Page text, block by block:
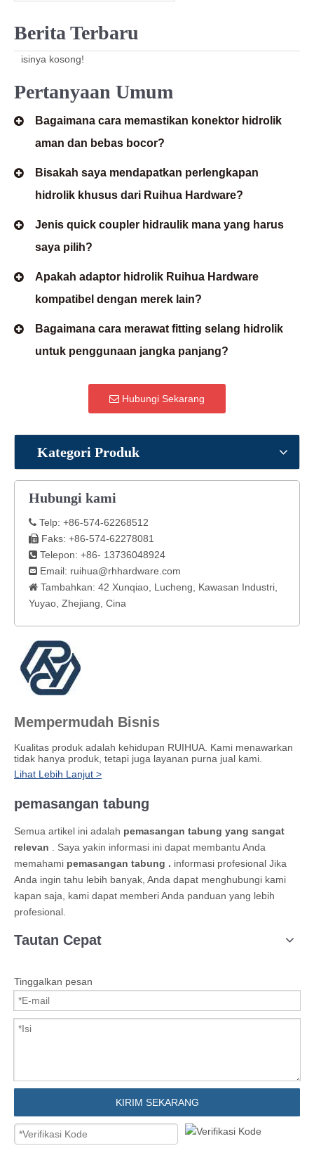
Berita Terbaru
isinya kosong!
Pertanyaan Umum
Bagaimana cara memastikan konektor hidrolik
aman dan bebas bocor?
Bisakah saya mendapatkan perlengkapan
hidrolik khusus dari Ruihua Hardware?
Jenis quick coupler hidraulik mana yang harus
saya pilih?
Apakah adaptor hidrolik Ruihua Hardware
kompatibel dengan merek lain?
Bagaimana cara merawat fitting selang hidrolik
untuk penggunaan jangka panjang?
Hubungi Sekarang
Kategori Produk
Hubungi kami
 Telp: +86-574-62268512
 Faks: +86-574-62278081
 Telepon: +86- 13736048924
 Email: ruihua@rhhardware.com
 Tambahkan: 42 Xunqiao, Lucheng, Kawasan Industri,
Yuyao, Zhejiang, Cina
Mempermudah Bisnis
Kualitas produk adalah kehidupan RUIHUA. Kami menawarkan
tidak hanya produk, tetapi juga layanan purna jual kami.
Lihat Lebih Lanjut >
pemasangan tabung
Semua artikel ini adalah pemasangan tabung yang sangat
relevan
. Saya yakin informasi ini dapat membantu Anda
memahami pemasangan tabung . informasi profesional Jika
Anda ingin tahu lebih banyak, Anda dapat menghubungi kami
kapan saja, kami dapat memberi Anda panduan yang lebih
profesional.
Tautan Cepat
Tinggalkan pesan
KIRIM SEKARANG